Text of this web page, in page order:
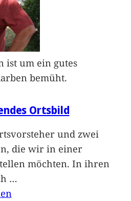
ist um ein gutes
bemüht.
Ortsbild
und zwei
die wir in einer
möchten. In ihren
…